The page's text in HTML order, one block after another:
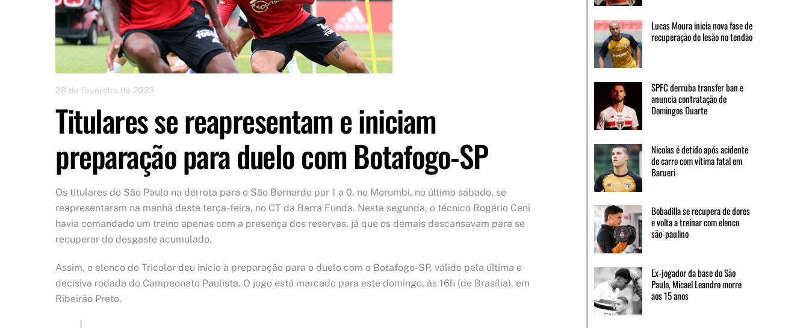
28 de fevereiro de 2023
Titulares se reapresentam e iniciam
preparação para duelo com Botafogo-SP
Os titulares do São Paulo na derrota para o São Bernardo por 1 a 0, no Morumbi, no último sábado, se
reapresentaram na manhã desta terça-feira, no CT da Barra Funda. Nesta segunda, o técnico Rogério Ceni
havia comandado um treino apenas com a presença dos reservas, já que os demais descansavam para se
recuperar do desgaste acumulado.
Assim, o elenco do Tricolor deu início à preparação para o duelo com o Botafogo-SP, válido pela última e
decisiva rodada do Campeonato Paulista. O jogo está marcado para este domingo, às 16h (de Brasília), em
Ribeirão Preto.
Lucas Moura inicia nova fase de
recuperação de lesão no tendão
SPFC derruba transfer ban e
anuncia contratação de
Domingos Duarte
Nicolas é detido após acidente
de carro com vítima fatal em
Barueri
Bobadilla se recupera de dores
e volta a treinar com elenco
são-paulino
Ex-jogador da base do São
Paulo, Micael Leandro morre
aos 15 anos